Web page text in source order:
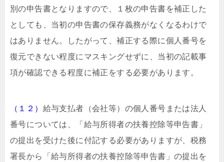
別の申告書となりますので、１枚の申告書を補正した
としても、当初の申告書の保存義務がなくなるわけで
はありません。したがって、補正する際に個人番号を
復元できない程度にマスキングせずに、当初の記載事
項が確認できる程度に補正をする必要があります。
（１２） 給与支払者（会社等）の個人番号または法人
番号については、「給与所得者の扶養控除等申告書」
の提出を受けた後に付記する必要がありますが、税務
署長から「給与所得者の扶養控除等申告書」の提出を